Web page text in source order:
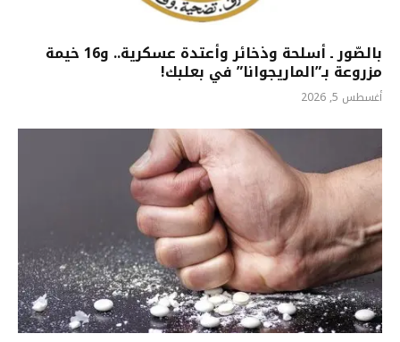
بالصّور ـ أسلحة وذخائر وأعتدة عسكرية.. و16 خيمة
مزروعة بـ”الماريجوانا” في بعلبك!
أغسطس 5, 2026